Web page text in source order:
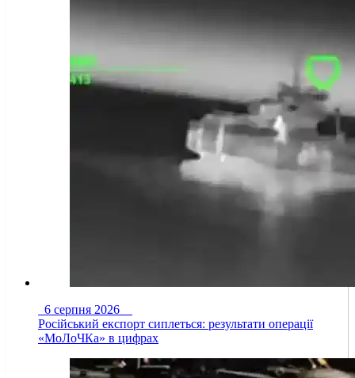
6 серпня 2026
Російський експорт сиплеться: результати операції
«МоЛоЧКа» в цифрах